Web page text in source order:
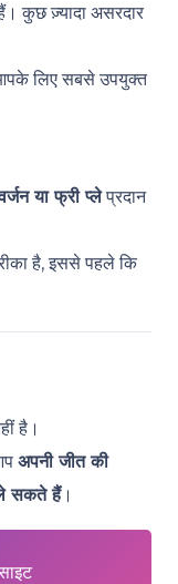
कुछ ज़्यादा असरदार
लिए सबसे उपयुक्त
या फ्री प्लेप्रदान
है, इससे पहले कि
है।
अपनी जीत की
ले सकते हैं।